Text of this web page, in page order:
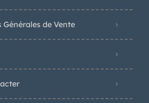
de Vente